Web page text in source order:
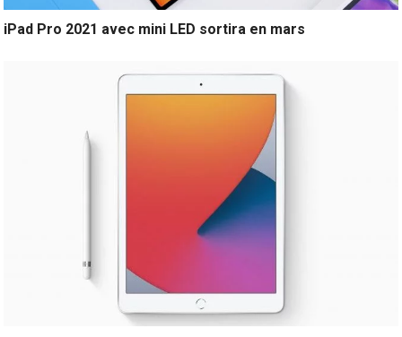
iPad Pro 2021 avec mini LED sortira en mars